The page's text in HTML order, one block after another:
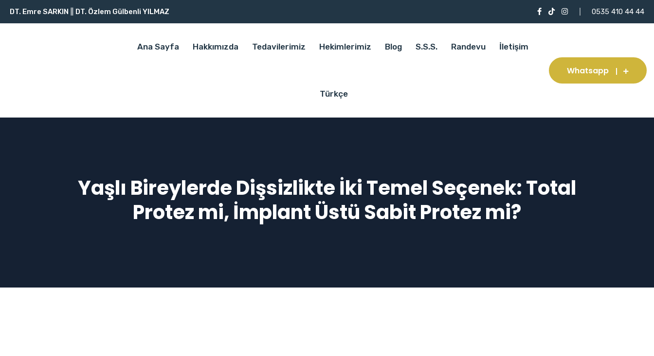
DT. Emre SARKIN DT. Özlem Gülbenli YILMAZ 0535 410 44 44
Ana Sayfa Hakkımızda Tedavilerimiz Hekimlerimiz Blog S.S.S. Randevu İletişim
Türkçe
Whatsapp
Yaşlı Bireylerde Dişsizlikte İki Temel Seçenek: Total
Protez mi, İmplant Üstü Sabit Protez mi?